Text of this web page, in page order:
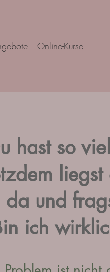
Online-Kurse
hast so
da und
ich